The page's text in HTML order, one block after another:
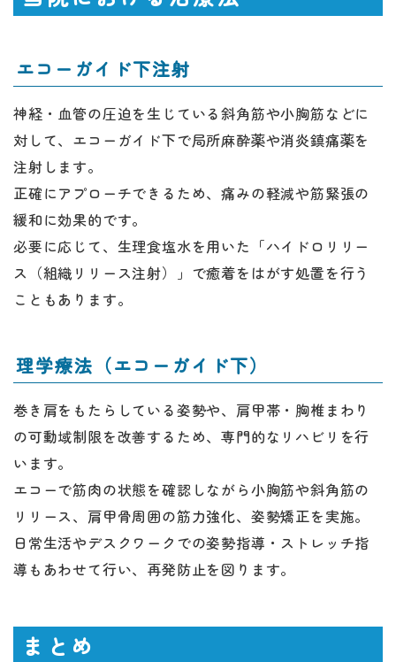
エコーガイド下注射
神経・血管の圧迫を生じている斜角筋や小胸筋などに
対して、エコーガイド下で局所麻酔薬や消炎鎮痛薬を
注射します。
正確にアプローチできるため、痛みの軽減や筋緊張の
緩和に効果的です。
必要に応じて、生理食塩水を用いた「ハイドロリリー
ス（組織リリース注射）」で癒着をはがす処置を行う
こともあります。
理学療法（エコーガイド下）
巻き肩をもたらしている姿勢や、肩甲帯・胸椎まわり
の可動域制限を改善するため、専門的なリハビリを行
います。
エコーで筋肉の状態を確認しながら小胸筋や斜角筋の
リリース、肩甲骨周囲の筋力強化、姿勢矯正を実施。
日常生活やデスクワークでの姿勢指導・ストレッチ指
導もあわせて行い、再発防止を図ります。
まとめ